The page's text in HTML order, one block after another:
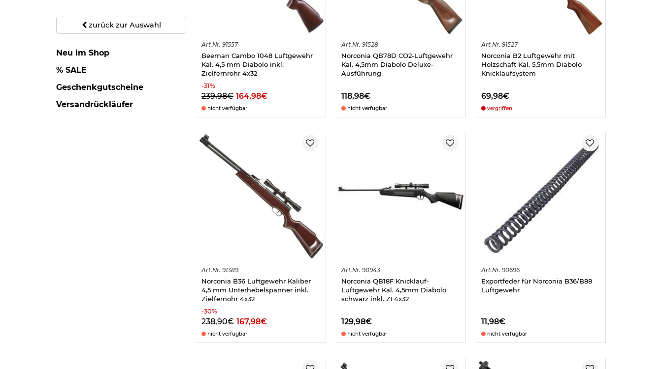
zurück zur Auswahl
Neu im Shop
% SALE
Geschenkgutscheine
Versandrückläufer
Art.Nr. 91557
Beeman Cambo 1048 Luftgewehr
Kal. 4,5 mm Diabolo inkl.
Zielfernrohr 4x32
-31%
239,98€ 164,98€
nicht verfügbar
Art.Nr. 91528
Norconia QB78D CO2-Luftgewehr
Kal. 4,5mm Diabolo Deluxe-
Ausführung
118,98€
nicht verfügbar
Art.Nr. 91527
Norconia B2 Luftgewehr mit
Holzschaft Kal. 5,5mm Diabolo
Knicklaufsystem
69,98€
vergriffen
Art.Nr. 91389
Norconia B36 Luftgewehr Kaliber
4,5 mm Unterhebelspanner inkl.
Zielfernohr 4x32
-30%
238,90€ 167,98€
nicht verfügbar
Art.Nr. 90943
Norconia QB18F Knicklauf-
Luftgewehr Kal. 4,5mm Diabolo
schwarz inkl. ZF4x32
129,98€
nicht verfügbar
Art.Nr. 90696
Exportfeder für Norconia B36/B88
Luftgewehr
11,98€
nicht verfügbar